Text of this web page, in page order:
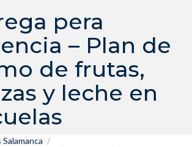
pera
– Plan de
de frutas,
y leche en
Salamanca